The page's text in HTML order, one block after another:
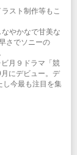
スト制作等もこ
やかなで甘美な
さでソニーの
月９ドラマ「競
にデビュー。デ
し今最も注目を集